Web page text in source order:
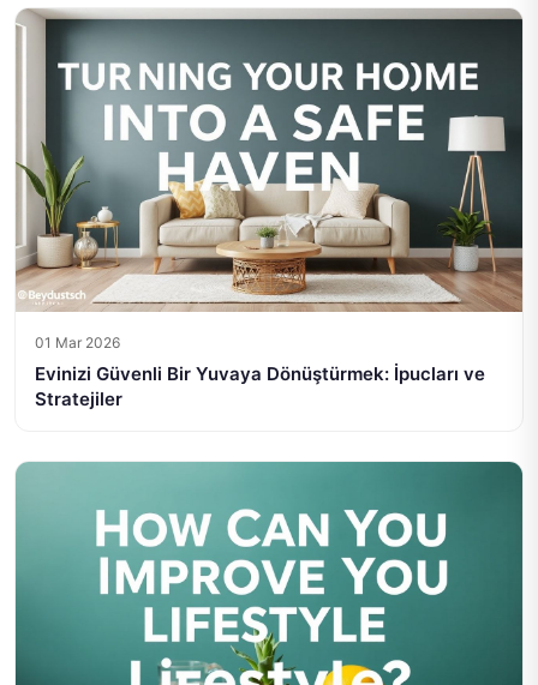
01 Mar 2026
Evinizi Güvenli Bir Yuvaya Dönüştürmek: İpucları ve
Stratejiler